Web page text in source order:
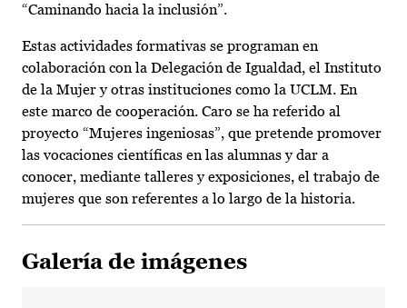
“Caminando hacia la inclusión”.
Estas actividades formativas se programan en
colaboración con la Delegación de Igualdad, el Instituto
de la Mujer y otras instituciones como la UCLM. En
este marco de cooperación. Caro se ha referido al
proyecto “Mujeres ingeniosas”, que pretende promover
las vocaciones científicas en las alumnas y dar a
conocer, mediante talleres y exposiciones, el trabajo de
mujeres que son referentes a lo largo de la historia.
Galería de imágenes